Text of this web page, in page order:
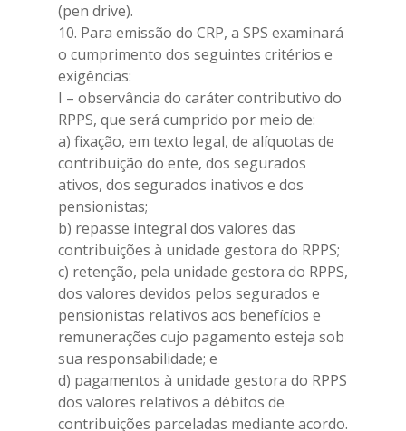
(pen drive).
10. Para emissão do CRP, a SPS examinará
o cumprimento dos seguintes critérios e
exigências:
I – observância do caráter contributivo do
RPPS, que será cumprido por meio de:
a) fixação, em texto legal, de alíquotas de
contribuição do ente, dos segurados
ativos, dos segurados inativos e dos
pensionistas;
b) repasse integral dos valores das
contribuições à unidade gestora do RPPS;
c) retenção, pela unidade gestora do RPPS,
dos valores devidos pelos segurados e
pensionistas relativos aos benefícios e
remunerações cujo pagamento esteja sob
sua responsabilidade; e
d) pagamentos à unidade gestora do RPPS
dos valores relativos a débitos de
contribuições parceladas mediante acordo.